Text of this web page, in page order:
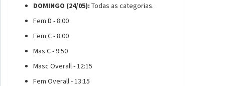
DOMINGO (24/05): Todas as categorias.
Fem D - 8:00
Fem C - 8:00
Mas C - 9:50
Masc Overall - 12:15
Fem Overall - 13:15